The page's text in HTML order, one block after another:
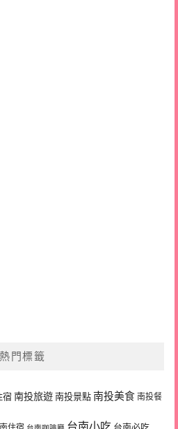
熱門標籤
宿 南投旅遊 南投景點 南投美食 南投餐